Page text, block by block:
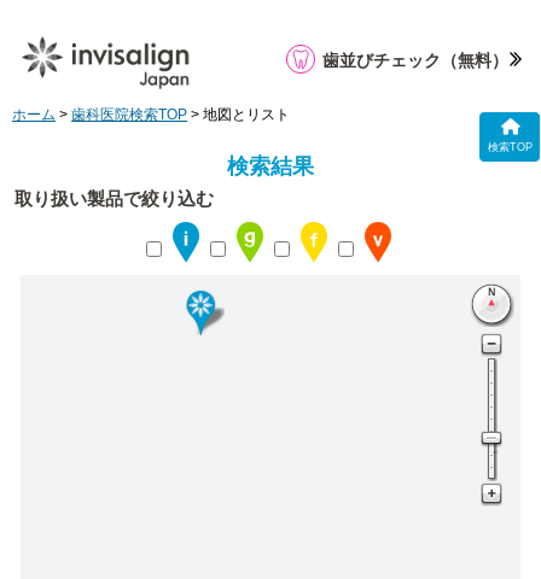
検索TOP
歯並びチェック （無料）
ホーム > 歯科医院検索TOP > 地図とリスト
検索結果
取り扱い製品で絞り込む